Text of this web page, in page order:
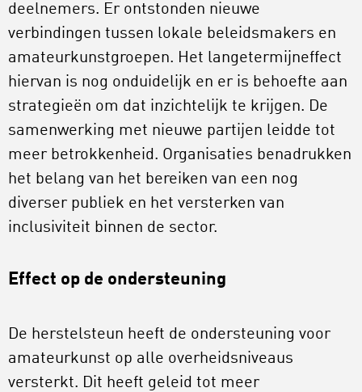
deelnemers. Er ontstonden nieuwe
verbindingen tussen lokale beleidsmakers en
amateurkunstgroepen. Het langetermijneffect
hiervan is nog onduidelijk en er is behoefte aan
strategieën om dat inzichtelijk te krijgen. De
samenwerking met nieuwe partijen leidde tot
meer betrokkenheid. Organisaties benadrukken
het belang van het bereiken van een nog
diverser publiek en het versterken van
inclusiviteit binnen de sector.
Effect op de ondersteuning
De herstelsteun heeft de ondersteuning voor
amateurkunst op alle overheidsniveaus
versterkt. Dit heeft geleid tot meer